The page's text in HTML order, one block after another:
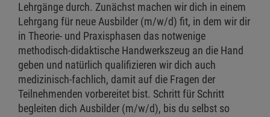
Lehrgänge durch. Zunächst machen wir dich in einem
Lehrgang für neue Ausbilder (m/w/d) fit, in dem wir dir
in Theorie- und Praxisphasen das notwenige
methodisch-didaktische Handwerkszeug an die Hand
geben und natürlich qualifizieren wir dich auch
medizinisch-fachlich, damit auf die Fragen der
Teilnehmenden vorbereitet bist. Schritt für Schritt
begleiten dich Ausbilder (m/w/d), bis du selbst so